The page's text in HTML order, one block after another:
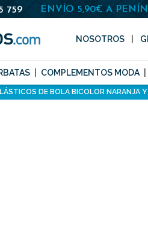
759 ENVÍO 5,90€ A
NOSOTROS
COMPLEMENTOS MODA
DE BOLA BICOLOR NARANJA